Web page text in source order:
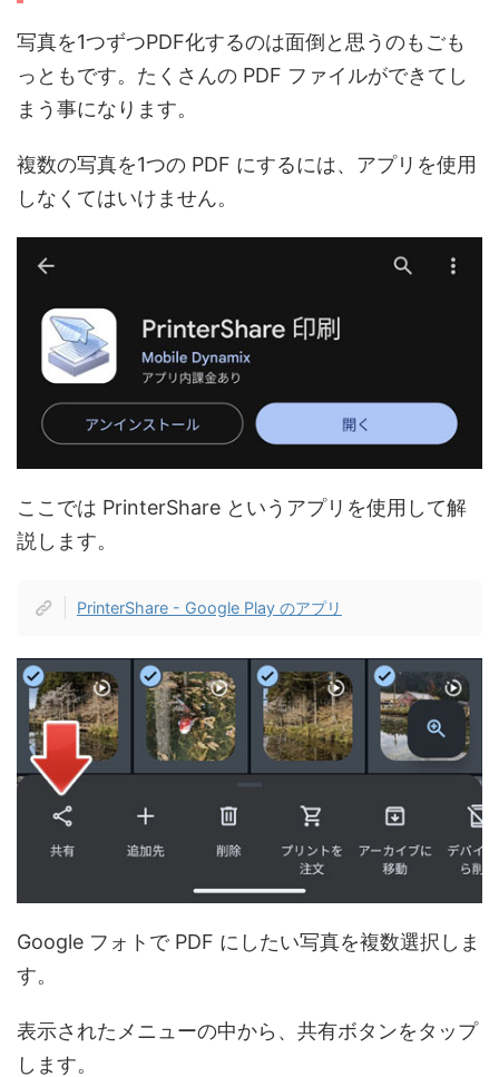
写真を1つずつPDF化するのは面倒と思うのもごも
っともです。たくさんの PDF ファイルができてし
まう事になります。
複数の写真を1つの PDF にするには、アプリを使用
しなくてはいけません。
ここでは PrinterShare というアプリを使用して解
説します。
PrinterShare - Google Play のアプリ
Google フォトで PDF にしたい写真を複数選択しま
す。
表示されたメニューの中から、共有ボタンをタップ
します。